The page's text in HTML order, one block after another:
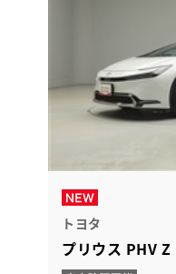
トヨタ
プリウス PHV Z